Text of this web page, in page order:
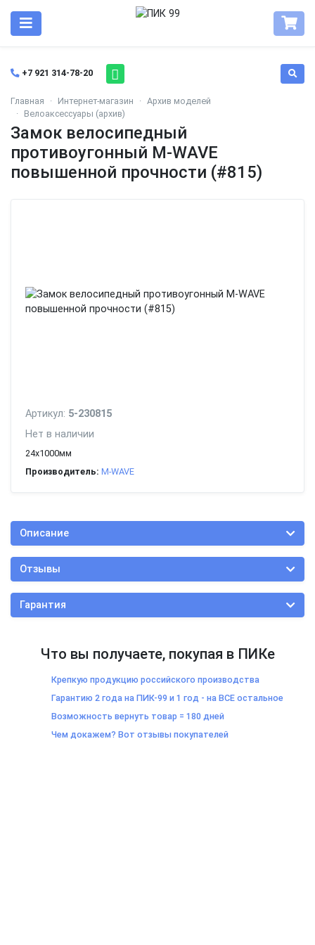
+7 921 314-78-20
Главная Интернет-магазин
Архив моделей
Велоаксессуары (архив)
Замок велосипедный
противоугонный M-WAVE
повышенной прочности (#815)
Артикул: 5-230815
Нет в наличии
24х1000мм
Производитель: M-WAVE
Описание
Отзывы
Гарантия
Что вы получаете, покупая в ПИКе
Крепкую продукцию российского производства
Гарантию 2 года на ПИК-99 и 1 год - на ВСЕ остальное
Возможность вернуть товар = 180 дней
Чем докажем? Вот отзывы покупателей